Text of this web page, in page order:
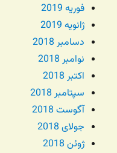
فوریه 2019
ژانویه 2019
دسامبر 2018
نوامبر 2018
اکتبر 2018
سپتامبر 2018
آگوست 2018
جولای 2018
ژوئن 2018